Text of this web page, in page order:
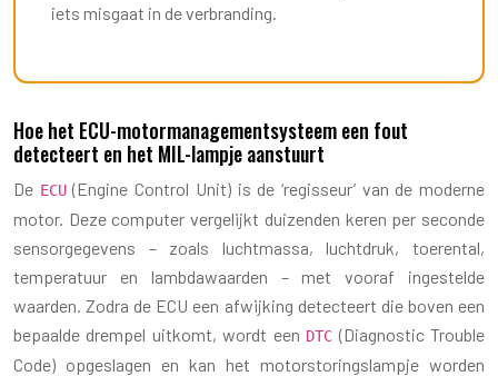
iets misgaat in de verbranding.
Hoe het ECU-motormanagementsysteem een fout
detecteert en het MIL-lampje aanstuurt
De ECU(Engine Control Unit) is de ‘regisseur’ van de moderne
motor. Deze computer vergelijkt duizenden keren per seconde
sensorgegevens – zoals luchtmassa, luchtdruk, toerental,
temperatuur en lambdawaarden – met vooraf ingestelde
waarden. Zodra de ECU een afwijking detecteert die boven een
bepaalde drempel uitkomt, wordt een DTC (Diagnostic Trouble
Code) opgeslagen en kan het motorstoringslampje worden